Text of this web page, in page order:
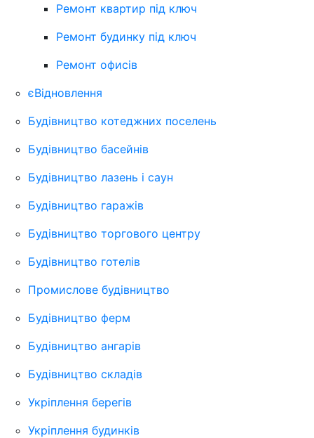
Ремонт квартир під ключ
Ремонт будинку під ключ
Ремонт офисів
єВідновлення
Будівництво котеджних поселень
Будівництво басейнів
Будівництво лазень і саун
Будівництво гаражів
Будівництво торгового центру
Будівництво готелів
Промислове будівництво
Будівництво ферм
Будівництво ангарів
Будівництво складів
Укріплення берегів
Укріплення будинків